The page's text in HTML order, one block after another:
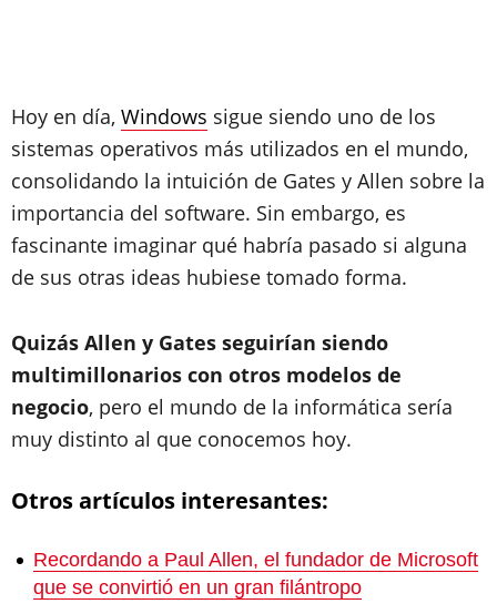
Hoy en día, Windows sigue siendo uno de los
sistemas operativos más utilizados en el mundo,
consolidando la intuición de Gates y Allen sobre la
importancia del software. Sin embargo, es
fascinante imaginar qué habría pasado si alguna
de sus otras ideas hubiese tomado forma.
Quizás Allen y Gates seguirían siendo
multimillonarios con otros modelos de
negocio, pero el mundo de la informática sería
muy distinto al que conocemos hoy.
Otros artículos interesantes:
Recordando a Paul Allen, el fundador de Microsoft
que se convirtió en un gran filántropo